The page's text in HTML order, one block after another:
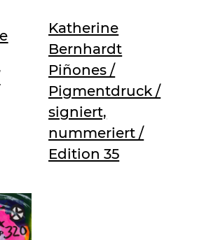
Katherine
Bernhardt
Piñones /
Pigmentdruck /
signiert,
nummeriert /
Edition 35